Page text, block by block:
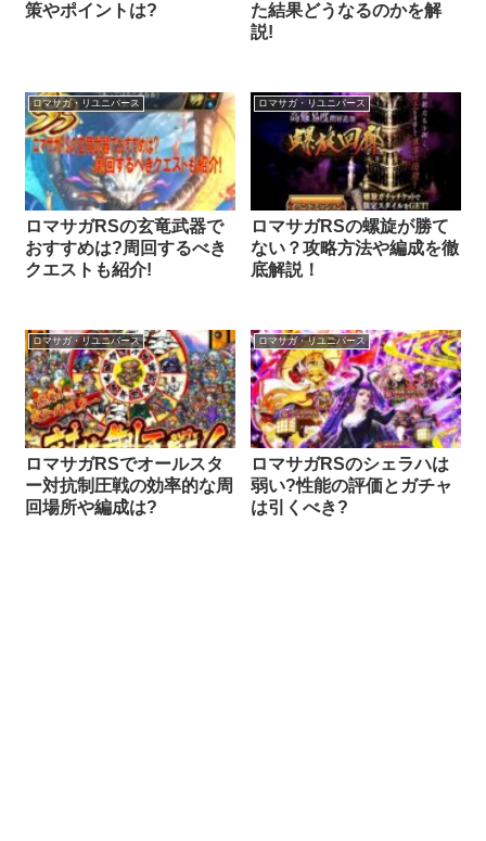
策やポイントは?
た結果どうなるのかを解
説!
ロマサガ・リユニバース
ロマサガRSの玄竜武器で
おすすめは?周回するべき
クエストも紹介!
ロマサガ・リユニバース
ロマサガRSの螺旋が勝て
ない？攻略方法や編成を徹
底解説！
ロマサガ・リユニバース
ロマサガRSでオールスタ
ー対抗制圧戦の効率的な周
回場所や編成は?
ロマサガ・リユニバース
ロマサガRSのシェラハは
弱い?性能の評価とガチャ
は引くべき?